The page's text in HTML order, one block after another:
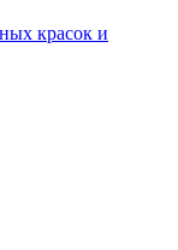
красок и